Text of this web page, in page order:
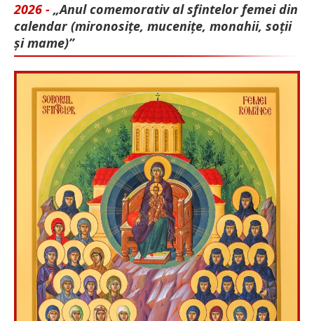
2026 - „Anul comemorativ al sfintelor femei din
calendar (mironosițe, mu­cenițe, monahii, soții
și mame)”